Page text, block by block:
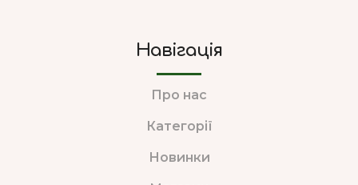
Навігація
Про нас
Категорії
Новинки